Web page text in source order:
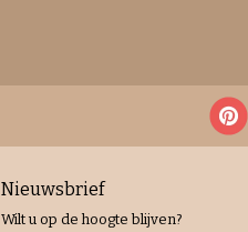
Nieuwsbrief
Wilt u op de hoogte blijven?